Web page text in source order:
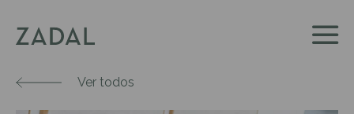
Ver todos